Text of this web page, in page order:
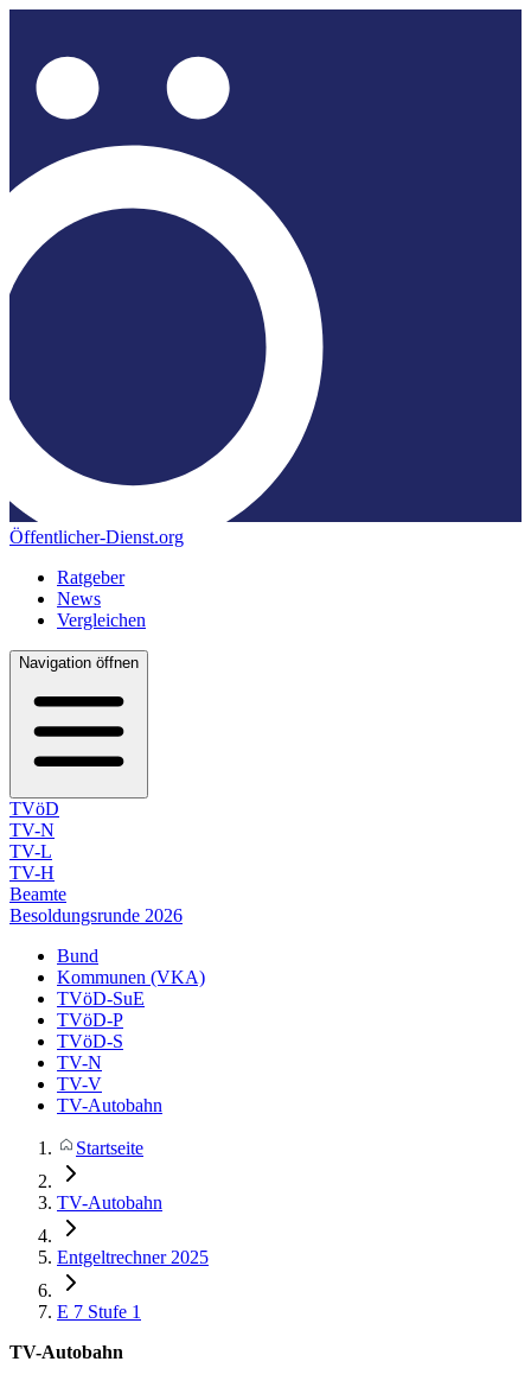
Öffentlicher-Dienst.org
Ratgeber
News
Vergleichen
Navigation öffnen
TVöD
TV-N
TV-L
TV-H
Beamte
Besoldungsrunde 2026
Bund
Kommunen (VKA)
TVöD-SuE
TVöD-P
TVöD-S
TV-N
TV-V
TV-Autobahn
Startseite
TV-Autobahn
Entgeltrechner 2025
E 7 Stufe 1
TV-Autobahn